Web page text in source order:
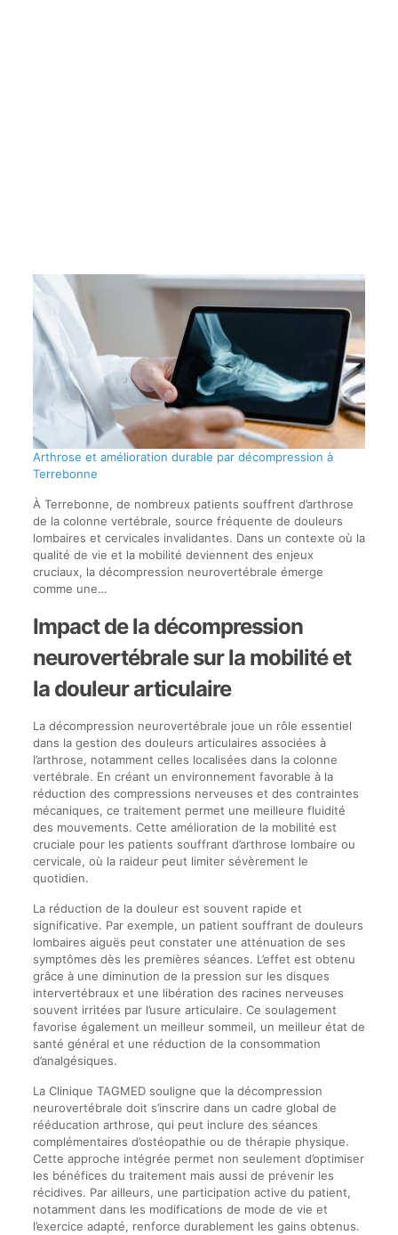
Arthrose et amélioration durable par décompression à
Terrebonne
À Terrebonne, de nombreux patients souffrent d’arthrose
de la colonne vertébrale, source fréquente de douleurs
lombaires et cervicales invalidantes. Dans un contexte où la
qualité de vie et la mobilité deviennent des enjeux
cruciaux, la décompression neurovertébrale émerge
comme une…
Impact de la décompression
neurovertébrale sur la mobilité et
la douleur articulaire
La décompression neurovertébrale joue un rôle essentiel
dans la gestion des douleurs articulaires associées à
l’arthrose, notamment celles localisées dans la colonne
vertébrale. En créant un environnement favorable à la
réduction des compressions nerveuses et des contraintes
mécaniques, ce traitement permet une meilleure fluidité
des mouvements. Cette amélioration de la mobilité est
cruciale pour les patients souffrant d’arthrose lombaire ou
cervicale, où la raideur peut limiter sévèrement le
quotidien.
La réduction de la douleur est souvent rapide et
significative. Par exemple, un patient souffrant de douleurs
lombaires aiguës peut constater une atténuation de ses
symptômes dès les premières séances. L’effet est obtenu
grâce à une diminution de la pression sur les disques
intervertébraux et une libération des racines nerveuses
souvent irritées par l’usure articulaire. Ce soulagement
favorise également un meilleur sommeil, un meilleur état de
santé général et une réduction de la consommation
d’analgésiques.
La Clinique TAGMED souligne que la décompression
neurovertébrale doit s’inscrire dans un cadre global de
rééducation arthrose, qui peut inclure des séances
complémentaires d’ostéopathie ou de thérapie physique.
Cette approche intégrée permet non seulement d’optimiser
les bénéfices du traitement mais aussi de prévenir les
récidives. Par ailleurs, une participation active du patient,
notamment dans les modifications de mode de vie et
l’exercice adapté, renforce durablement les gains obtenus.